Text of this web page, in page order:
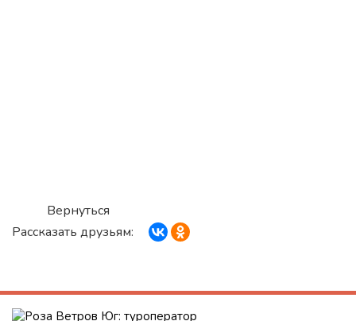
Вернуться
Рассказать друзьям: